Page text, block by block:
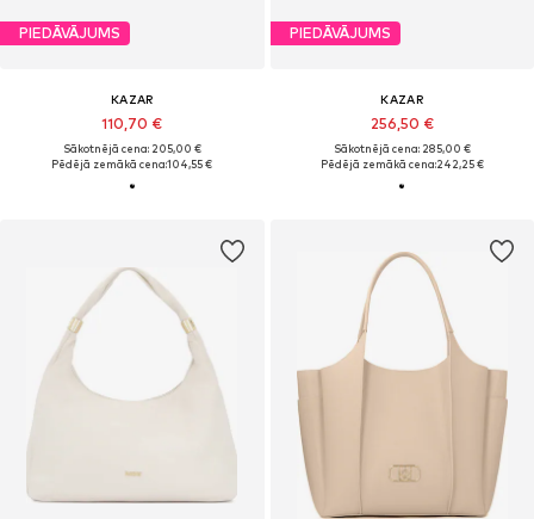
PIEDĀVĀJUMS
KAZAR
110,70 €
Sākotnējā cena: 205,00 €
Pēdējā zemākā cena:104,55 €
PIEDĀVĀJUMS
KAZAR
256,50 €
Sākotnējā cena: 285,00 €
Pēdējā zemākā cena:242,25 €